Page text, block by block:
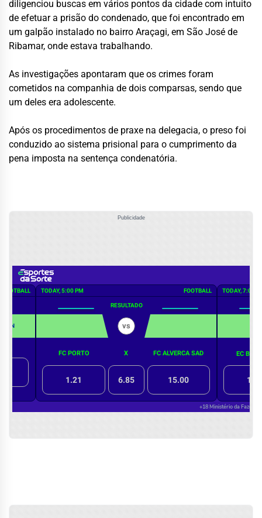
diligenciou buscas em vários pontos da cidade com intuito
de efetuar a prisão do condenado, que foi encontrado em
um galpão instalado no bairro Araçagi, em São José de
Ribamar, onde estava trabalhando.
As investigações apontaram que os crimes foram
cometidos na companhia de dois comparsas, sendo que
um deles era adolescente.
Após os procedimentos de praxe na delegacia, o preso foi
conduzido ao sistema prisional para o cumprimento da
pena imposta na sentença condenatória.
Publicidade